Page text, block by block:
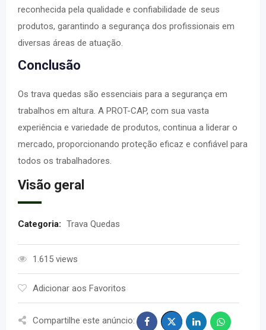
reconhecida pela qualidade e confiabilidade de seus
produtos, garantindo a segurança dos profissionais em
diversas áreas de atuação.
Conclusão
Os trava quedas são essenciais para a segurança em
trabalhos em altura. A PROT-CAP, com sua vasta
experiência e variedade de produtos, continua a liderar o
mercado, proporcionando proteção eficaz e confiável para
todos os trabalhadores.
Visão geral
Categoria: Trava Quedas
1.615 views
Adicionar aos Favoritos
Compartilhe este anúncio: